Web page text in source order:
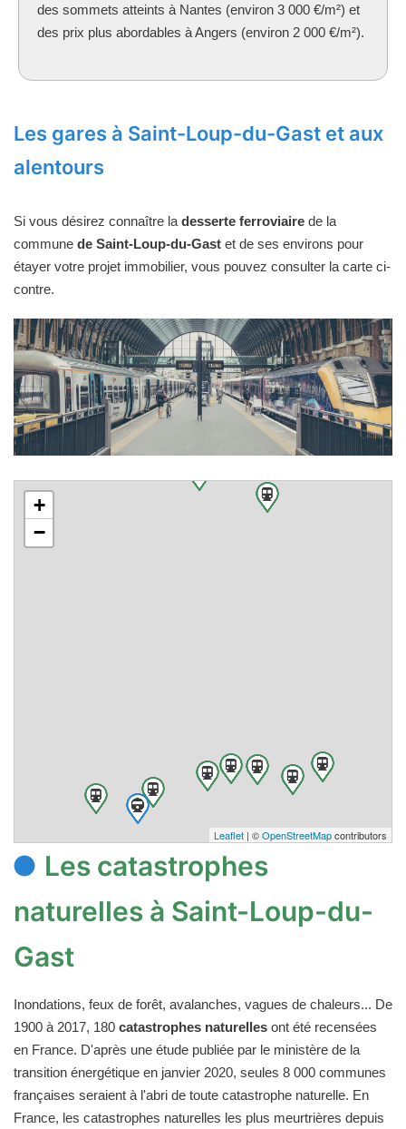
des sommets atteints à Nantes (environ 3 000 €/m²) et
des prix plus abordables à Angers (environ 2 000 €/m²).
Les gares à Saint-Loup-du-Gast et aux
alentours
Si vous désirez connaître la desserte ferroviaire de la
commune de Saint-Loup-du-Gast et de ses environs pour
étayer votre projet immobilier, vous pouvez consulter la carte ci-
contre.
+
−
Leaflet | ©OpenStreetMapcontributors
Les catastrophes
naturelles à Saint-Loup-du-
Gast
Inondations, feux de forêt, avalanches, vagues de chaleurs... De
1900 à 2017, 180 catastrophes naturelles ont été recensées
en France. D'après une étude publiée par le ministère de la
transition énergétique en janvier 2020, seules 8 000 communes
françaises seraient à l'abri de toute catastrophe naturelle. En
France, les catastrophes naturelles les plus meurtrières depuis